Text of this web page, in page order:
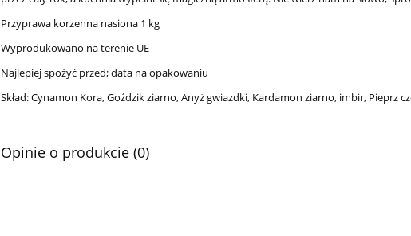
Przyprawa korzenna nasiona 1 kg
Wyprodukowano na terenie UE
Najlepiej spożyć przed; data na opakowaniu
Skład: Cynamon Kora, Goździk ziarno, Anyż gwiazdki, Kardamon ziarno, imbir, Pieprz
Opinie o produkcie (0)